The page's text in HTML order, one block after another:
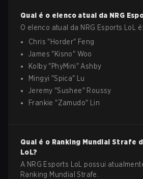
Qual é o elenco atual da NRG
O elenco atual da NRG Esports LoL
é:
Chris "Horder" Feng
James "Kisno" Woo
Kolby "PhyMini" Ashby
Mingyi "Spica"
Lu
Jeremy "Sushee" Roussy
Frankie "Zamudo" Lin
Qual é o Ranking Mundial Strafe
LoL?
A NRG Esports LoL possui
Ranking Mundial Strafe.